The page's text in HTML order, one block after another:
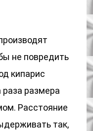
не повредить
кипарис
размера
Расстояние
так,